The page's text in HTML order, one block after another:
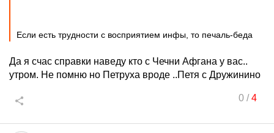
Если есть трудности с восприятием инфы, то печаль-беда
Да я счас справки наведу кто с Чечни Афгана у вас..
утром. Не помню но Петруха вроде ..Петя с Дружинино
0/4